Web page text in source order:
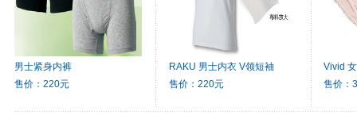
男士紧身内裤
售价：220元
RAKU 男士内衣 V领短袖
售价：220元
Vivid
售价：